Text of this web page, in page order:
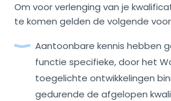
Om voor verlenging van je
te komen gelden de volgende
Aantoonbare kennis hebben
functie specifieke, door het
toegelichte ontwikkelingen
gedurende de afgelopen